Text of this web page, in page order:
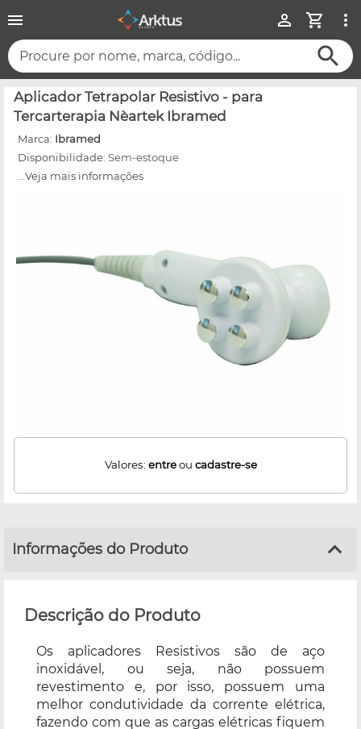
Procure por nome, marca, código...
Aplicador Tetrapolar Resistivo - para
Tercarterapia Nèartek Ibramed
Marca: Ibramed
Disponibilidade: Sem-estoque
...Veja mais informações
Valores: entreou cadastre-se
Informações do Produto
Descrição do Produto
Os aplicadores Resistivos são de aço
inoxidável, ou seja, não possuem
revestimento e, por isso, possuem uma
melhor condutividade da corrente elétrica,
fazendo com que as cargas elétricas fiquem